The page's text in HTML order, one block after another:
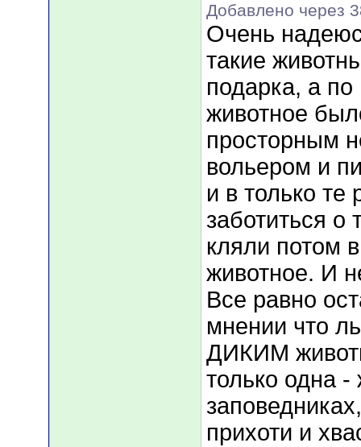
Добавлено через
Очень
такие
подарка, а
животное
просторным
вольером и
и в только те
заботиться о
кляли потом
животное. И
Все равно
мнении что
ДИКИМ
только одна -
прихоти и